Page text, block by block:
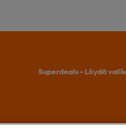
Superdeals – Löydä